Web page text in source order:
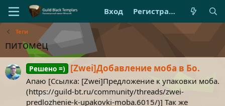
Вход Регистрация
Теги
питомец
Решено =) [Zwei]Добавление моба в Бо.
Апаю [Ссылка: [Zwei]Предложение к упаковки моба.
(https://guild-bt.ru/community/threads/zwei-
predlozhenie-k-upakovki-moba.6015/)] Так же